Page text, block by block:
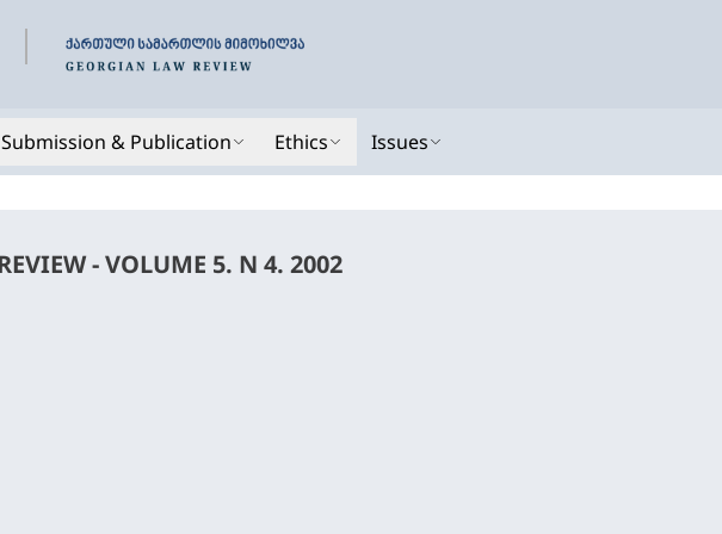
Submission & Publication Ethics Issues
GEORGIAN LAW REVIEW - VOLUME 5. N 4. 2002